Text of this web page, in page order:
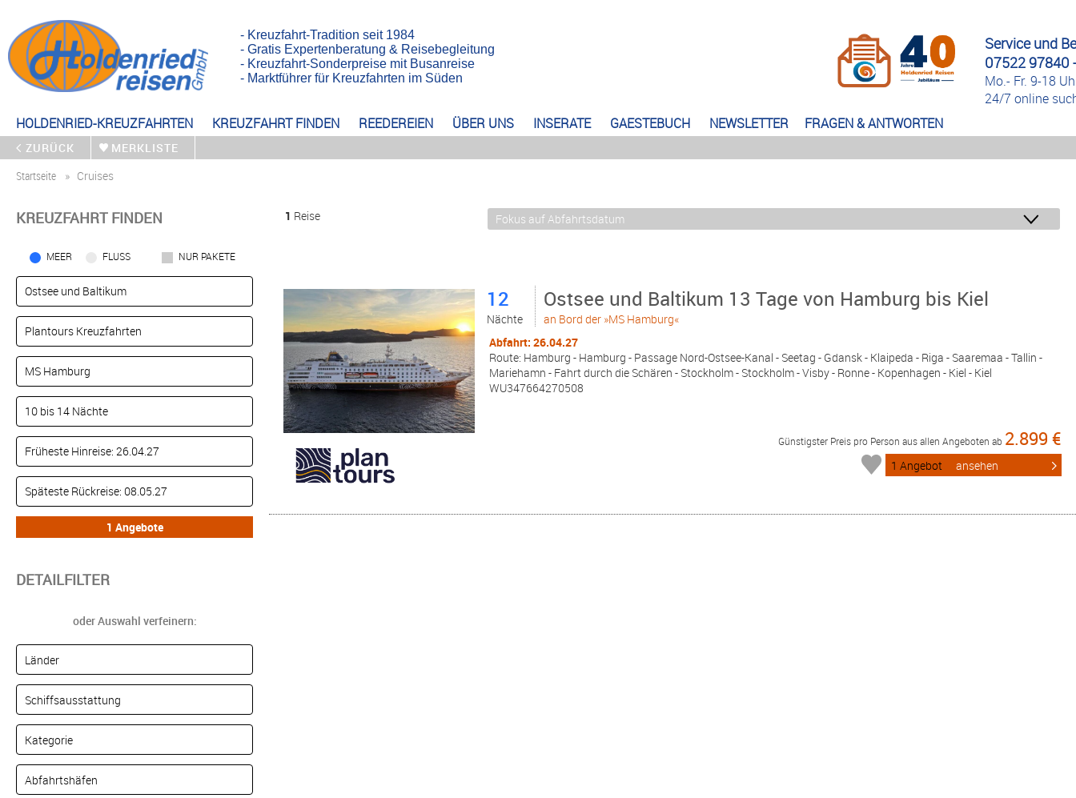
HOLDENRIED-KREUZFAHRTEN KREUZFAHRT FINDEN REEDEREIEN ÜBER UNS INSERATE GAESTEBUCH NEWSLETTER FRAGEN & ANTWORTEN
Service und
07522 97840
Mo.- Fr. 9-18
24/7 online
- Kreuzfahrt-Tradition seit 1984
- Gratis Expertenberatung & Reisebegleitung
- Kreuzfahrt-Sonderpreise mit Busanreise
- Marktführer für Kreuzfahrten im Süden
ZURÜCK
MERKLISTE
Startseite
Cruises
KREUZFAHRT FINDEN
MEER FLUSS NUR PAKETE
DETAILFILTER
oder Auswahl verfeinern:
1 Reise
12
Nächte
Ostsee und Baltikum 13 Tage von Hamburg bis Kiel
an Bord der »MS Hamburg«
Abfahrt: 26.04.27
Route: Hamburg - Hamburg - Passage Nord-Ostsee-Kanal - Seetag - Gdansk - Klaipeda - Riga - Saaremaa - Tallin -
Mariehamn - Fahrt durch die Schären - Stockholm - Stockholm - Visby - Ronne - Kopenhagen - Kiel - Kiel
WU347664270508
Günstigster Preis pro Person aus allen Angeboten ab 2.899 €
1 Angebot ansehen